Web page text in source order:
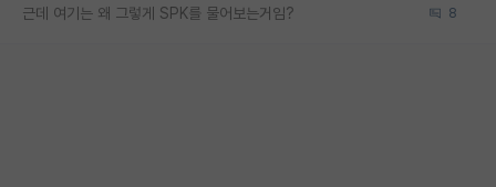
근데 여기는 왜 그렇게 SPK를 물어보는거임? 8